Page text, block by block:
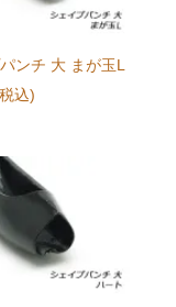
ンチ 大 まが玉L
込)